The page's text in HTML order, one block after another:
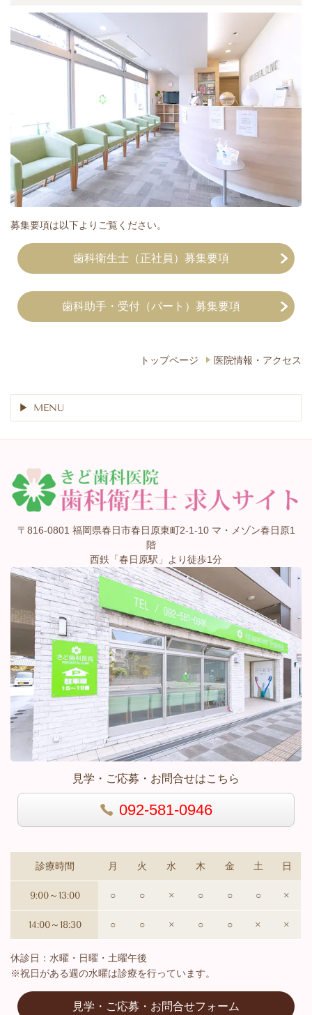
募集要項は以下よりご覧ください。
歯科衛生士（正社員）募集要項
歯科助手・受付（パート）募集要項
トップページ 医院情報・アクセス
MENU
〒816-0801 福岡県春日市春日原東町2-1-10 マ・メゾン春日原1
階
西鉄「春日原駅」より徒歩1分
見学・ご応募・お問合せはこちら
092-581-0946
診療時間 月 火 水 木 金 土 日
9:00～13:00 ○ ○ × ○ ○ ○ ×
14:00～18:30 ○ ○ × ○ ○ × ×
休診日：水曜・日曜・土曜午後
※祝日がある週の水曜は診療を行っています。
見学・ご応募・お問合せフォーム